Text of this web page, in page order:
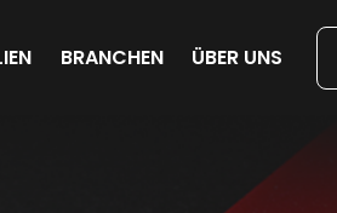
Inhalt
BRANCHEN ÜBER UNS